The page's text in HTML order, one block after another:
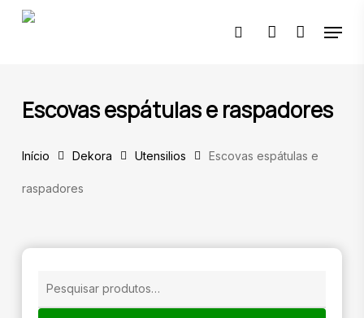
Skip
pesquisaraccount
Menu
Escovas espátulas e raspadores
Início Dekora Utensilios Escovas espátulas e
raspadores